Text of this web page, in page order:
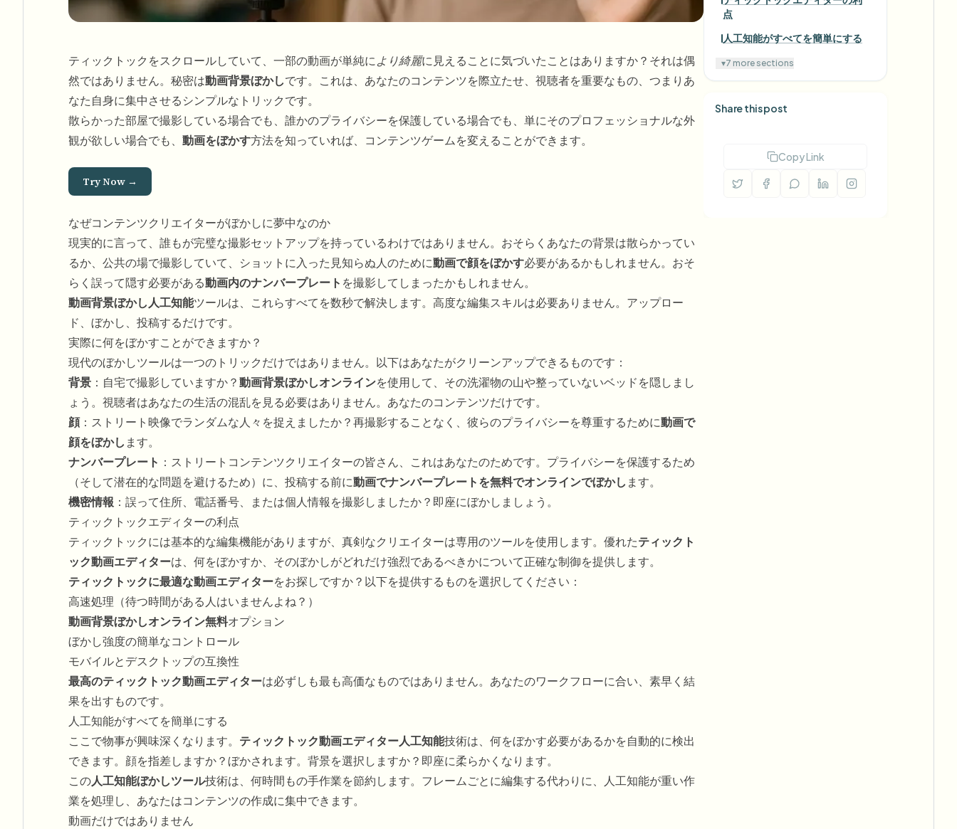
ティックトックをスクロールしていて、一部の動画が単純により綺麗に見えることに気づいたことはありますか？それは偶
然ではありません。秘密は動画背景ぼかしです。これは、あなたのコンテンツを際立たせ、視聴者を重要なもの、つまりあ
なた自身に集中させるシンプルなトリックです。
散らかった部屋で撮影している場合でも、誰かのプライバシーを保護している場合でも、単にそのプロフェッショナルな外
観が欲しい場合でも、 動画をぼかす方法を知っていれば、コンテンツゲームを変えることができます。
Try Now →
なぜコンテンツクリエイターがぼかしに夢中なのか
現実的に言って、誰もが完璧な撮影セットアップを持っているわけではありません。おそらくあなたの背景は散らかってい
るか、公共の場で撮影していて、ショットに入った見知らぬ人のために動画で顔をぼかす必要があるかもしれません。おそ
らく誤って隠す必要がある動画内のナンバープレート を撮影してしまったかもしれません。
動画背景ぼかし人工知能ツールは、これらすべてを数秒で解決します。高度な編集スキルは必要ありません。アップロー
ド、ぼかし、投稿するだけです。
実際に何をぼかすことができますか？
現代のぼかしツールは一つのトリックだけではありません。以下はあなたがクリーンアップできるものです：
背景 ：自宅で撮影していますか？動画背景ぼかしオンラインを使用して、その洗濯物の山や整っていないベッドを隠しまし
ょう。視聴者はあなたの生活の混乱を見る必要はありません。あなたのコンテンツだけです。
顔：ストリート映像でランダムな人々を捉えましたか？再撮影することなく、彼らのプライバシーを尊重するために動画で
顔をぼかし ます。
ナンバープレート ：ストリートコンテンツクリエイターの皆さん、これはあなたのためです。プライバシーを保護するため
（そして潜在的な問題を避けるため）に、投稿する前に動画でナンバープレートを無料でオンラインでぼかし ます。
機密情報 ：誤って住所、電話番号、または個人情報を撮影しましたか？即座にぼかしましょう。
ティックトックエディターの利点
ティックトックには基本的な編集機能がありますが、真剣なクリエイターは専用のツールを使用します。優れたティックト
ック動画エディターは、何をぼかすか、そのぼかしがどれだけ強烈であるべきかについて正確な制御を提供します。
ティックトックに最適な動画エディターをお探しですか？以下を提供するものを選択してください：
高速処理（待つ時間がある人はいませんよね？）
動画背景ぼかしオンライン無料オプション
ぼかし強度の簡単なコントロール
モバイルとデスクトップの互換性
最高のティックトック動画エディターは必ずしも最も高価なものではありません。あなたのワークフローに合い、素早く結
果を出すものです。
人工知能がすべてを簡単にする
ここで物事が興味深くなります。 ティックトック動画エディター人工知能技術は、何をぼかす必要があるかを自動的に検出
できます。顔を指差しますか？ぼかされます。背景を選択しますか？即座に柔らかくなります。
この人工知能ぼかしツール技術は、何時間もの手作業を節約します。フレームごとに編集する代わりに、人工知能が重い作
業を処理し、あなたはコンテンツの作成に集中できます。
動画だけではありません
点
人工知能がすべてを簡単にする
▾7 more sections
Share this post
Copy Link